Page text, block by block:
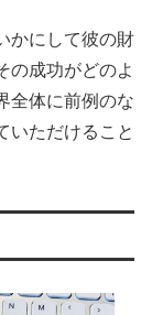
かにして彼の財
の成功がどのよ
全体に前例のな
いただけること